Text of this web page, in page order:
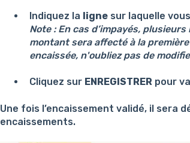
Indiquez la lignesur laquelle
Note : En cas d’impayés,
montant sera affecté à la
encaissée, n'oubliez pas de
Cliquez sur ENREGISTRERpour
Une fois l’encaissement validé, il sera
encaissements.